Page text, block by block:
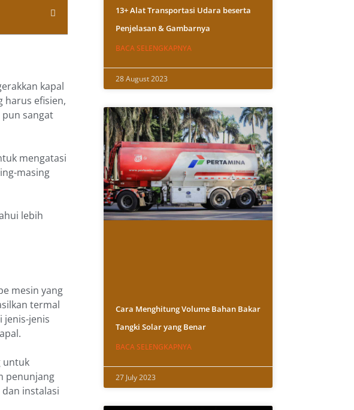
kapal
harus efisien,
pun sangat
mengatasi
masing
lebih
mesin yang
termal
jenis-jenis
untuk
penunjang
instalasi
13+ Alat Transportasi Udara beserta
Penjelasan & Gambarnya
BACA SELENGKAPNYA
28 August 2023
Cara Menghitung Volume Bahan Bakar
Tangki Solar yang Benar
BACA SELENGKAPNYA
27 July 2023